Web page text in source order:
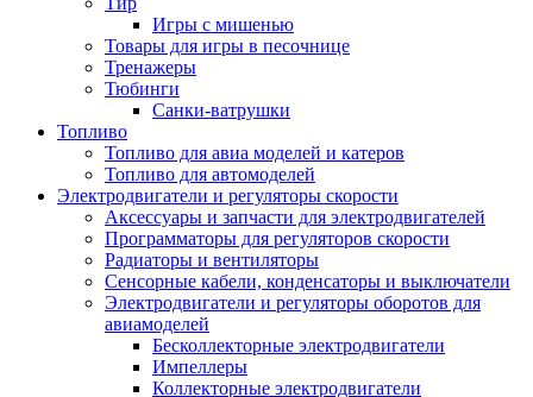
Игры с мишенью
Товары для игры в песочнице
Тренажеры
Тюбинги
Санки-ватрушки
Топливо
Топливо для авиа моделей и катеров
Топливо для автомоделей
Электродвигатели и регуляторы скорости
Аксессуары и запчасти для электродвигателей
Программаторы для регуляторов скорости
Радиаторы и вентиляторы
Сенсорные кабели, конденсаторы и выключатели
Электродвигатели и регуляторы оборотов для
авиамоделей
Бесколлекторные электродвигатели
Импеллеры
Коллекторные электродвигатели